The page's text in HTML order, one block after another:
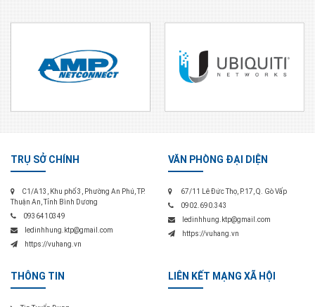
TRỤ SỞ CHÍNH
C1/A13, Khu phố 3, Phường An Phú, TP.
Thuận An, Tỉnh Bình Dương
0936410349
ledinhhung.ktp@gmail.com
https://vuhang.vn
VĂN PHÒNG ĐẠI DIỆN
67/11 Lê Đức Thọ, P.17, Q. Gò Vấp
0902.690.343
ledinhhung.ktp@gmail.com
https://vuhang.vn
THÔNG TIN LIÊN KẾT MẠNG XÃ HỘI